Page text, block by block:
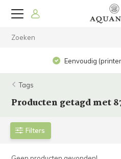
Eenvoudig
Tags
Producten getagd met
Filters